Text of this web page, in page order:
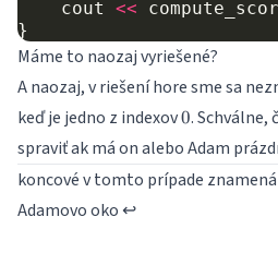
cout
<<
}
Máme to naozaj vyriešené?
A naozaj, v riešení hore sme sa
keď je jedno z indexov0
0. Schválne,
spraviť ak má on alebo Adam
koncové v tomto prípade znamená
Adamovo oko ↩